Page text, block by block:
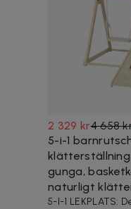
2 329 kr4 658
5-i-1
gunga,
naturligt
5-I-1 LEKPLATS: